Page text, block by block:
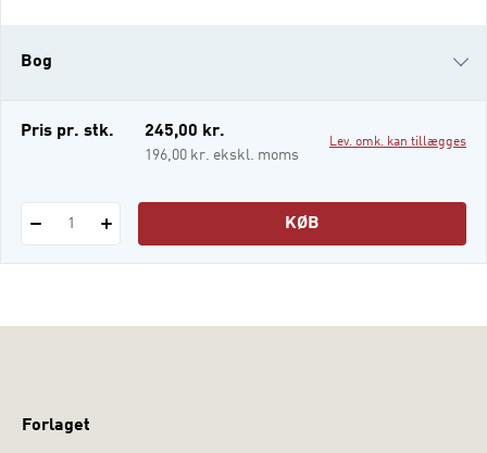
erfarne som nye lærere, der i de kommende
af erhvervsudda
Bog
i-bog
Pris pr. stk. 245,00 kr.
196,00 kr. ekskl. moms
Lev. omk. kan tillægges
1 KØB
Forlaget